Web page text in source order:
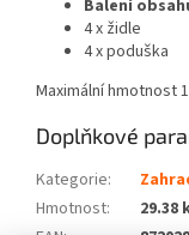
Balení
4 x židle
4 x poduška
Maximální hmotnost
Doplňkové
Kategorie:
Hmotnost:
29.38